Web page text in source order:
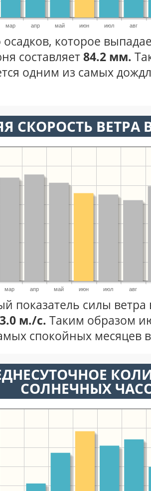
мар апр май июн июл авг
осадков, которое
составляет84.2 мм.
одним из самых
СКОРОСТЬ
мар апр май июн июл авг
показатель силы
3.0 м./с. Таким образом
спокойных месяцев
СОЛНЕЧНЫХ